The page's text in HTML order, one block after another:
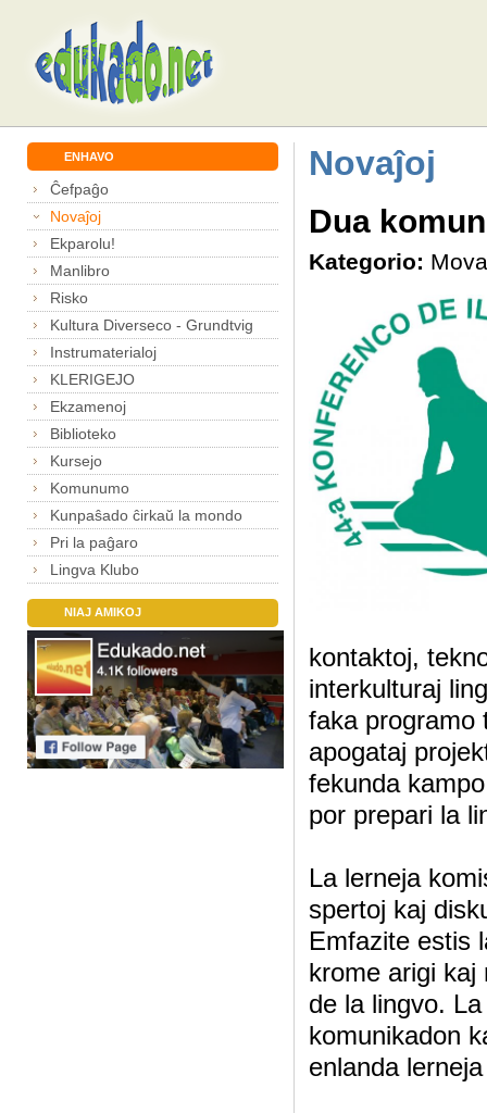
ENHAVO
Ĉefpaĝo
Novaĵoj
Ekparolu!
Manlibro
Risko
Kultura Diverseco - Grundtvig
Instrumaterialoj
KLERIGEJO
Ekzamenoj
Biblioteko
Kursejo
Komunumo
Kunpaŝado ĉirkaŭ la mondo
Pri la paĝaro
Lingva Klubo
NIAJ AMIKOJ
Novaĵoj
Dua
Kategorio:
kontaktoj,
interkulturaj
faka programo
apogataj
fekunda
por prepari la
La lerneja
spertoj kaj
Emfazite estis
krome arigi kaj
de la lingvo.
komunikadon
enlanda